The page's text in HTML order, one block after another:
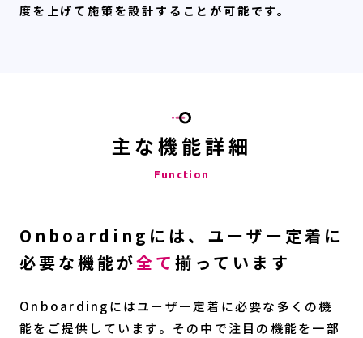
度を上げて施策を設計することが可能です。
主な機能詳細
Function
Onboardingには、ユーザー定着に
必要な機能が全て 揃っています
Onboardingにはユーザー定着に必要な多くの機
能をご提供しています。その中で注目の機能を一部